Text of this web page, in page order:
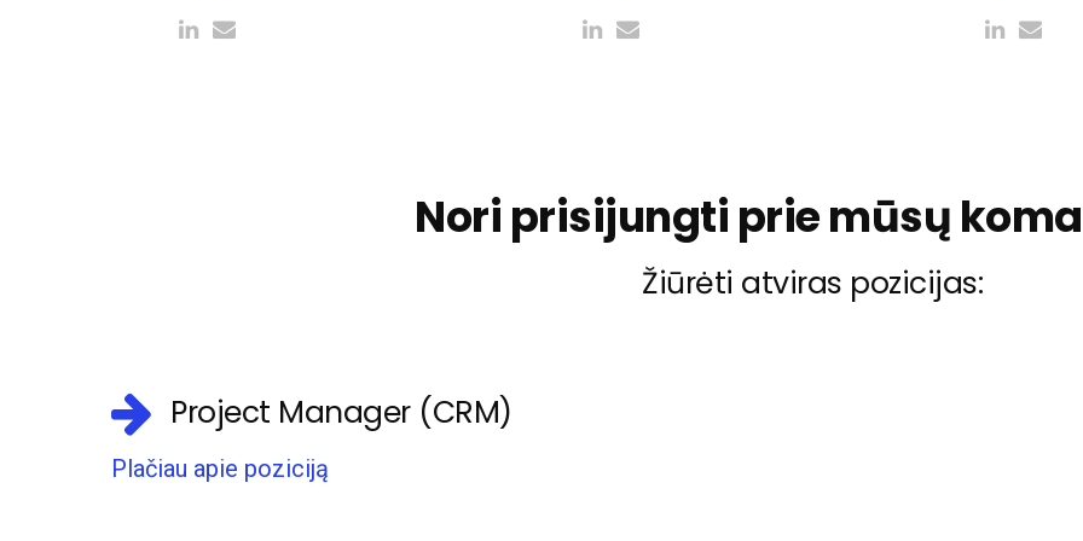
Nori prisijungti prie mūsų
Žiūrėti atviras pozicijas:
Project Manager (CRM)
Plačiau apie poziciją